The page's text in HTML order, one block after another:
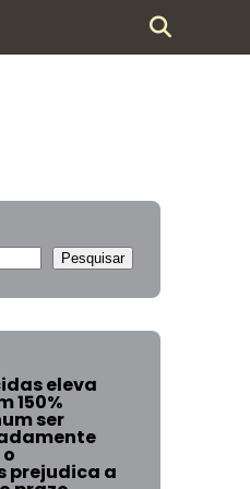
Pesquisar
eleva
150%
ser
prejudica a